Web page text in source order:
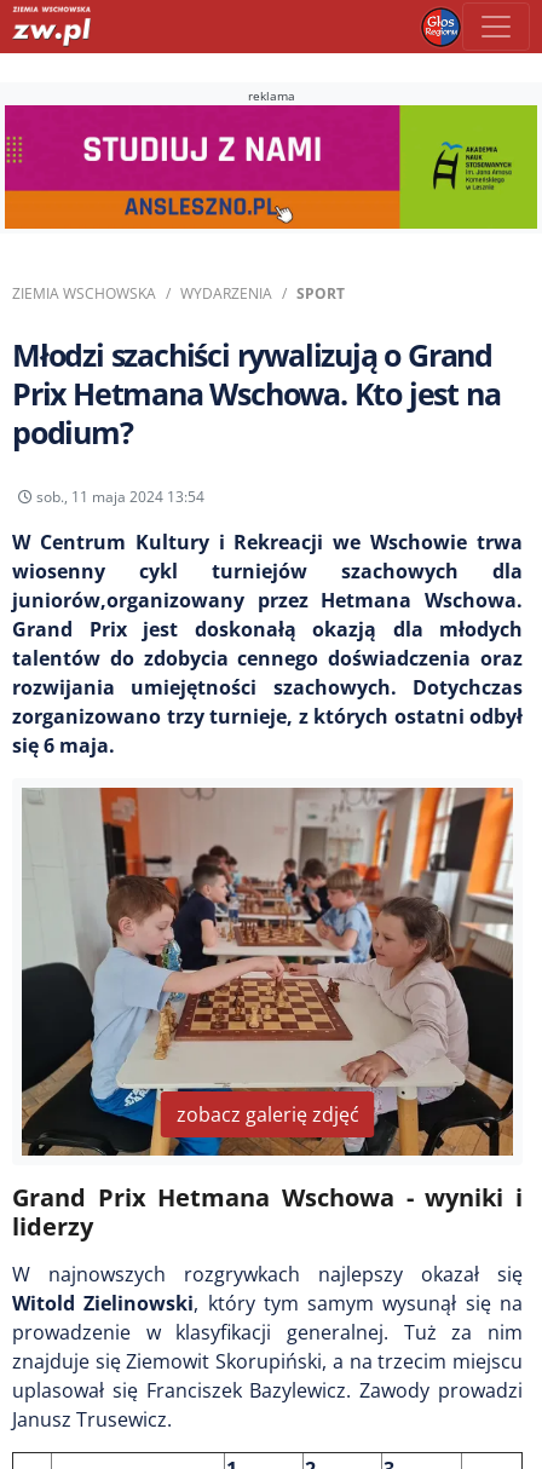
reklama
ZIEMIA WSCHOWSKA WYDARZENIA SPORT
Młodzi szachiści rywalizują o Grand
Prix Hetmana Wschowa. Kto jest na
podium?
sob., 11 maja 2024 13:54
W Centrum Kultury i Rekreacji we Wschowie trwa
wiosenny cykl turniejów szachowych dla
juniorów,organizowany przez Hetmana Wschowa.
Grand Prix jest doskonałą okazją dla młodych
talentów do zdobycia cennego doświadczenia oraz
rozwijania umiejętności szachowych. Dotychczas
zorganizowano trzy turnieje, z których ostatni odbył
się 6 maja.
zobacz galerię zdjęć
Grand Prix Hetmana Wschowa - wyniki i
liderzy
W najnowszych rozgrywkach najlepszy okazał się
Witold Zielinowski, który tym samym wysunął się na
prowadzenie w klasyfikacji generalnej. Tuż za nim
znajduje się Ziemowit Skorupiński, a na trzecim miejscu
uplasował się Franciszek Bazylewicz.Zawody prowadzi
Janusz Trusewicz.